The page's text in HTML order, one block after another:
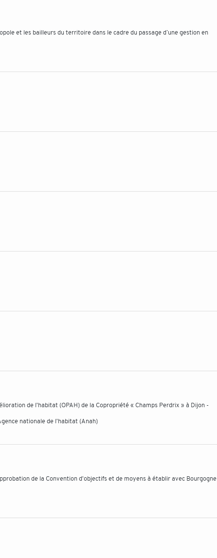
et les bailleurs du territoire dans le cadre du passage d’une gestion en
de l'habitat (OPAH) de la Copropriété « Champs Perdrix » à Dijon -
nationale de l'habitat (Anah)
de la Convention d'objectifs et de moyens à établir avec Bourgogne